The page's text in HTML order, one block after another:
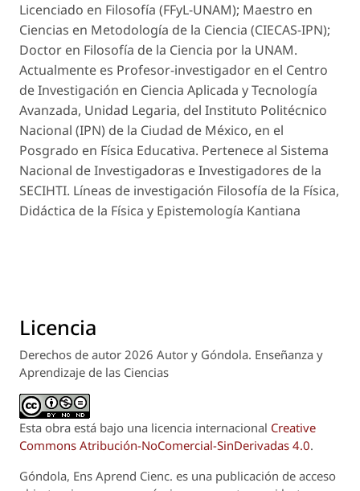
Licenciado en Filosofía (FFyL-UNAM); Maestro en
Ciencias en Metodología de la Ciencia (CIECAS-IPN);
Doctor en Filosofía de la Ciencia por la UNAM.
Actualmente es Profesor-investigador en el Centro
de Investigación en Ciencia Aplicada y Tecnología
Avanzada, Unidad Legaria, del Instituto Politécnico
Nacional (IPN) de la Ciudad de México, en el
Posgrado en Física Educativa. Pertenece al Sistema
Nacional de Investigadoras e Investigadores de la
SECIHTI. Líneas de investigación Filosofía de la Física,
Didáctica de la Física y Epistemología Kantiana
Licencia
Derechos de autor 2026 Autor y Góndola. Enseñanza y
Aprendizaje de las Ciencias
Esta obra está bajo una licencia internacional Creative
Commons Atribución-NoComercial-SinDerivadas 4.0.
Góndola, Ens Aprend Cienc. es una publicación de acceso